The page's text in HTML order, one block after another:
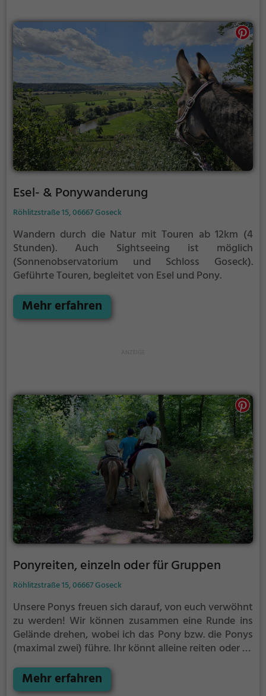
Esel- & Ponywanderung
Röhlitzstraße 15, 06667 Goseck
Wandern durch die Natur mit Touren ab 12km (4
Stunden). Auch Sightseeing ist möglich
(Sonnenobservatorium und Schloss Goseck).
Geführte Touren, begleitet von Esel und Pony.
Mehr erfahren
Ponyreiten, einzeln oder für Gruppen
Röhlitzstraße 15, 06667 Goseck
Unsere Ponys freuen sich darauf, von euch verwöhnt
zu werden! Wir können zusammen eine Runde ins
Gelände drehen, wobei ich das Pony bzw. die Ponys
(maximal zwei) führe. Ihr könnt alleine reiten oder zu
euch abwechseln.
Mehr erfahren